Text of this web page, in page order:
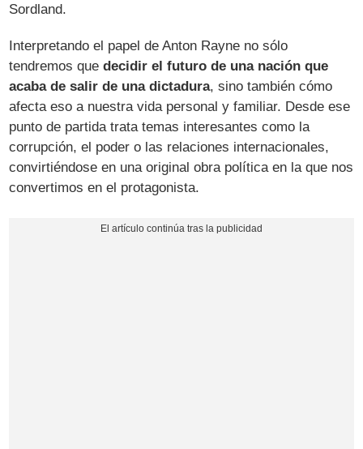
Sordland.
Interpretando el papel de Anton Rayne no sólo
tendremos quedecidir el futuro de una nación que
acaba de salir de una dictadura, sino también cómo
afecta eso a nuestra vida personal y familiar. Desde ese
punto de partida trata temas interesantes como la
corrupción, el poder o las relaciones internacionales,
convirtiéndose en una original obra política en la que nos
convertimos en el protagonista.